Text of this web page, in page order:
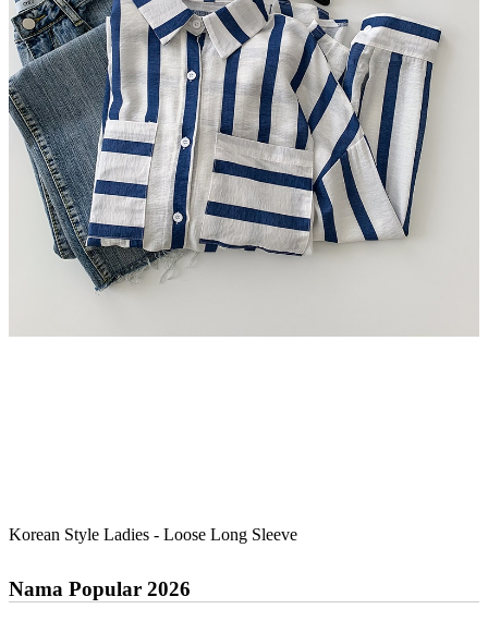
Korean Style Ladies - Loose Long Sleeve
Nama Popular 2026